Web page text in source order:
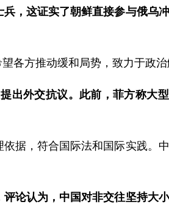
，这证实了朝鲜直接参与俄乌
各方推动缓和局势，致力于政治
出外交抗议。此前，菲方称大
据，符合国际法和国际实践。
论认为，中国对非交往坚持大